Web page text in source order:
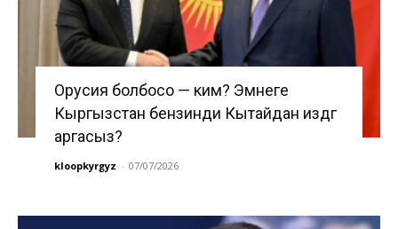
Орусия болбосо — ким? Эмнеге
Кыргызстан бензинди Кытайдан издөөгө
аргасыз?
kloopkyrgyz - 07/07/2026